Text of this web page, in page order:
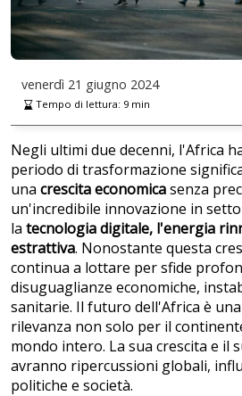
venerdì 21 giugno 2024
Tempo di lettura: 9min
Negli ultimi due decenni, l'Africa
periodo di trasformazione
una crescita economicasenza
un'incredibile innovazione in
la tecnologia digitale, l'energia
estrattiva. Nonostante questa
continua a lottare per sfide
disuguaglianze economiche,
sanitarie. Il futuro dell'Africa è
rilevanza non solo per il
mondo intero. La sua crescita e il
avranno ripercussioni globali,
politiche e società.